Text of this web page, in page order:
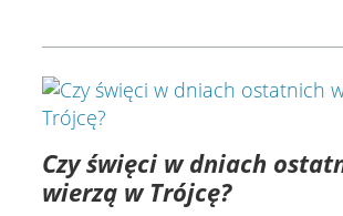
Czy święci w dniach
wierzą w Trójcę?